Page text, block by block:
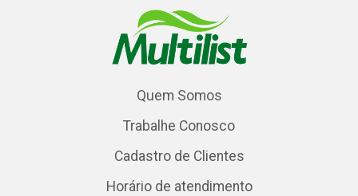
Quem Somos
Trabalhe Conosco
Cadastro de Clientes
Horário de atendimento